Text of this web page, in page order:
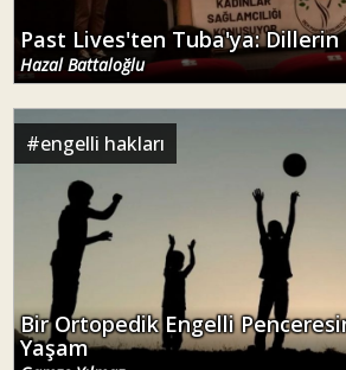
Past Lives'ten Tuba'ya: Dillerin
Hazal Battaloğlu
#engelli hakları
Bir Ortopedik Engelli
Yaşam